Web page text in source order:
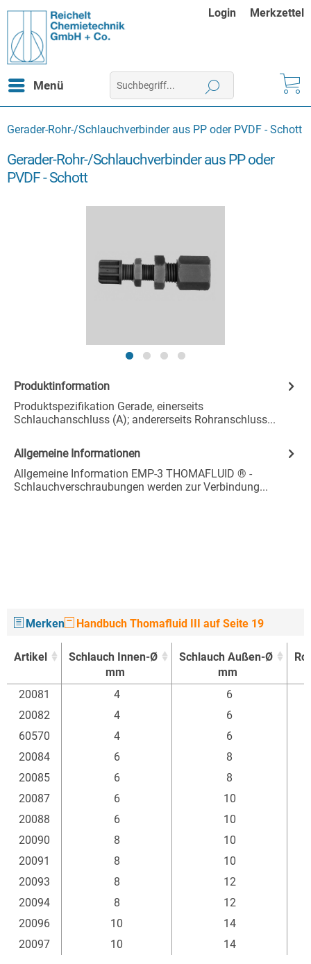
Login Merkzettel
Menü
Gerader-Rohr-/Schlauchverbinder aus PP oder PVDF - Schott
Gerader-Rohr-/Schlauchverbinder aus PP oder
PVDF - Schott
Produktinformation
Produktspezifikation Gerade, einerseits
Schlauchanschluss (A); andererseits Rohranschluss...
Allgemeine Informationen
Allgemeine Information EMP-3 THOMAFLUID ® -
Schlauchverschraubungen werden zur Verbindung...
Merken Handbuch Thomafluid III auf Seite 19
Artikel
Schlauch Innen-Ø
mm
Schlauch Außen-Ø
mm
Artikel
Schlauch Innen-Ø
Schlauch Außen-Ø
20081 4
6
20082
4
6
60570
4
6
20084
6
8
20085
6
8
20087
6
10
20088
6
10
20090
8
10
20091
8
10
20093
8
12
20094
8
12
20096
10
14
20097
10 14